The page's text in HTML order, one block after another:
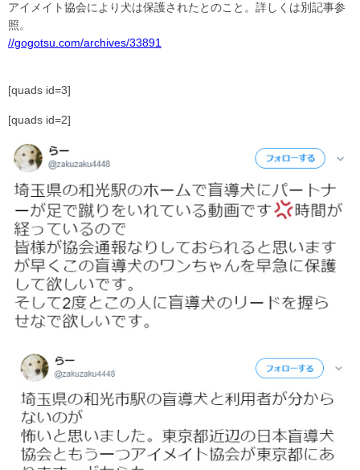
アイメイト協会により犬は保護されたとのこと。詳しくは別記事参
照。
//gogotsu.com/archives/33891
[quads id=3]
[quads id=2]